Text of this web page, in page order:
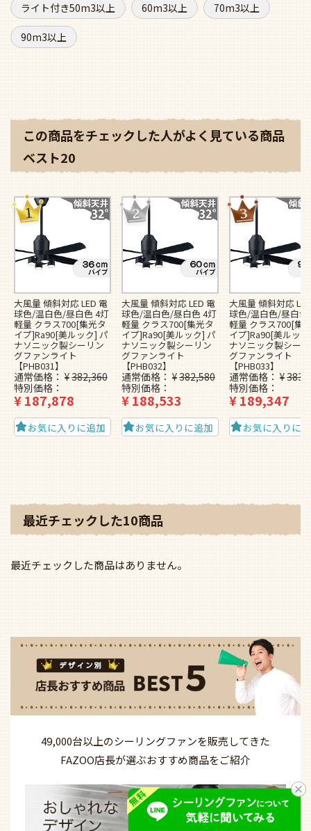
ライト付き50m3以上 60m3以上 70m3以上
90m3以上
この商品をチェックした人がよく見ている商品
ベスト20
大風量 傾斜対応 LED 電
球色/温白色/昼白色 4灯
軽量 クラス700[集光タ
イプ]Ra90[美ルック] パ
ナソニック製シーリン
グファンライト
【PHB031】
通常価格 ¥382,360
特別価格
¥187,878
お気に入りに追加
大風量 傾斜対応 LED 電
球色/温白色/昼白色 4灯
軽量 クラス700[集光タ
イプ]Ra90[美ルック] パ
ナソニック製シーリン
グファンライト
【PHB032】
通常価格 ¥382,580
特別価格
¥188,533
お気に入りに追加
大風量 傾斜対応
球色/温白色/昼白色
軽量 クラス700[集
イプ]Ra90[美ルッ
ナソニック製シー
グファンライト
【PHB033】
通常価格 ¥
特別価格
¥189,347
お気に入りに
最近チェックした10商品
最近チェックした商品はありません。
49,000台以上のシーリングファンを販売してきた
FAZOO店長が選ぶおすすめ商品をご紹介